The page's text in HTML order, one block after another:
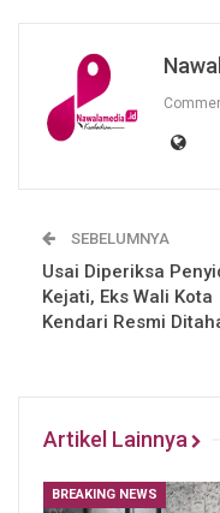
SEBELUMNYA
Usai Diperiksa
Kejati, Eks Wali Kota
Kendari Resmi
Artikel Lainnya
BREAKING NEWS